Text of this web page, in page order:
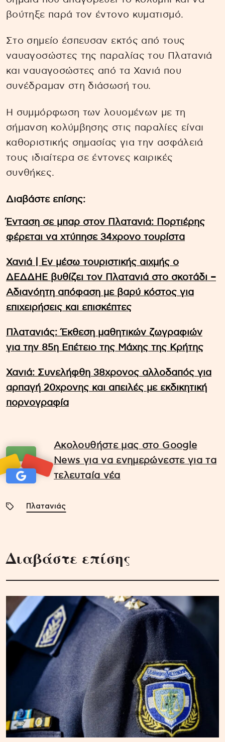
βούτηξε παρά τον έντονο κυματισμό.
Στο σημείο έσπευσαν εκτός από τους
ναυαγοσώστες της παραλίας του Πλατανιά
και ναυαγοσώστες από τα Χανιά που
συνέδραμαν στη διάσωσή του.
Η συμμόρφωση των λουομένων με τη
σήμανση κολύμβησης στις παραλίες είναι
καθοριστικής σημασίας για την ασφάλειά
τους ιδιαίτερα σε έντονες καιρικές
συνθήκες.
Διαβάστε επίσης:
Ένταση σε μπαρ στον Πλατανιά: Πορτιέρης
φέρεται να χτύπησε 34χρονο τουρίστα
Χανιά | Εν μέσω τουριστικής αιχμής ο
ΔΕΔΔΗΕ βυθίζει τον Πλατανιά στο σκοτάδι –
Αδιανόητη απόφαση με βαρύ κόστος για
επιχειρήσεις και επισκέπτες
Πλατανιάς: Έκθεση μαθητικών ζωγραφιών
για την 85η Επέτειο της Μάχης της Κρήτης
Χανιά: Συνελήφθη 38χρονος αλλοδαπός για
αρπαγή 20χρονης και απειλές με εκδικητική
πορνογραφία
Ακολουθήστε μας στο Google
News για να ενημερώνεστε για τα
τελευταία νέα
Πλατανιάς
Διαβάστε επίσης